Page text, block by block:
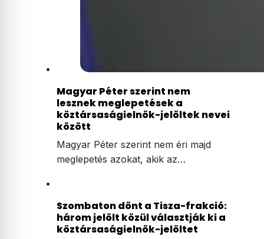
Magyar Péter szerint nem
lesznek meglepetések a
köztársaságielnök-jelöltek nevei
között
Magyar Péter szerint nem éri majd
meglepetés azokat, akik az…
Szombaton dönt a Tisza-frakció:
három jelölt közül választják ki a
köztársaságielnök-jelöltet